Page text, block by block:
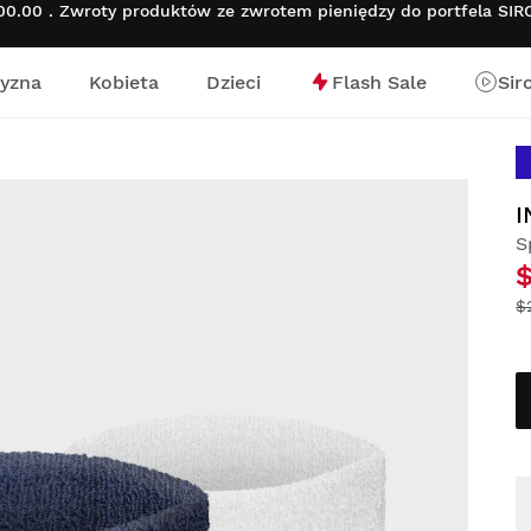
. Zwroty produktów ze zwrotem pieniędzy do portfela
Kobieta Dzieci Flash Sale